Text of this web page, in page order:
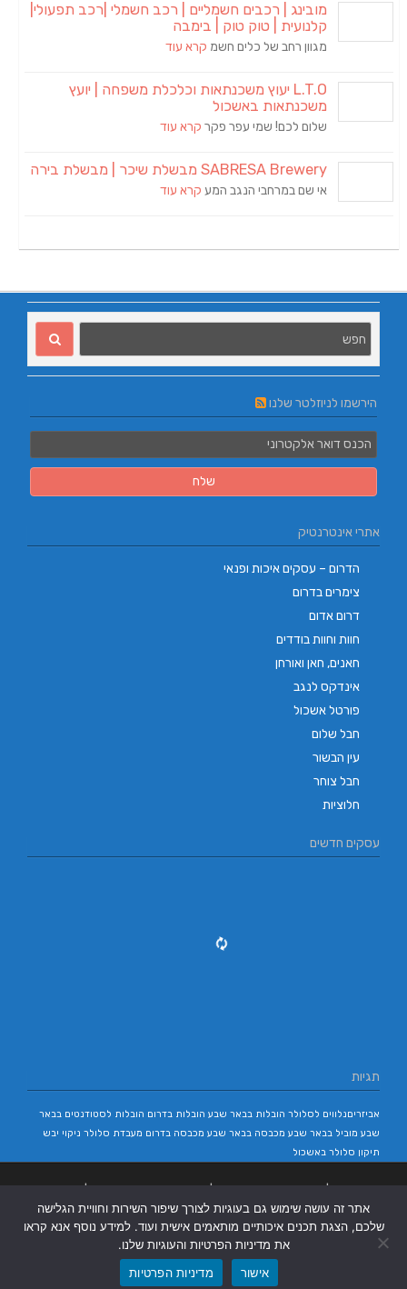
מובינג | רכבים חשמליים | רכב חשמלי |רכב תפעולי|
קלנועית | טוק טוק | בימבה
מגוון רחב של כלים חשמ קרא עוד
L.T.O יעוץ משכנתאות וכלכלת משפחה | יועץ
משכנתאות באשכול
שלום לכם! שמי עפר פקר קרא עוד
SABRESA Brewery מבשלת שיכר | מבשלת בירה
אי שם במרחבי הנגב המע קרא עוד
הירשמו לניוזלטר שלנו
אתרי אינטרנטיק
הדרום – עסקים איכות ופנאי
צימרים בדרום
דרום אדום
חוות וחוות בודדים
חאנים, חאן ואורחן
אינדקס לנגב
פורטל אשכול
חבל שלום
עין הבשור
חבל צוחר
חלוציות
עסקים חדשים
תגיות
אביזריםנלווים לסלולר הובלות בבאר שבע הובלות בדרום הובלות לסטודנטים בבאר
שבע מוביל בבאר שבע מכבסה בבאר שבע מכבסה בדרום מעבדת סלולר ניקוי יבש
תיקון סלולר באשכול
בבאר שבע |
אתר זה עושה שימוש גם בעוגיות לצורך שיפור השירות וחוויית הגלישה
שלכם, הצגת תכנים איכותיים מותאמים אישית ועוד. למידע נוסף אנא קראו
את מדיניות הפרטיות והעוגיות שלנו.
אישור
מדיניות הפרטיות